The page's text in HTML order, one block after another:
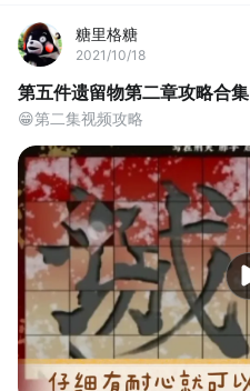
糖里格糖
2021/10/18
第五件遗留物第二章攻略合集
😁第二集视频攻略